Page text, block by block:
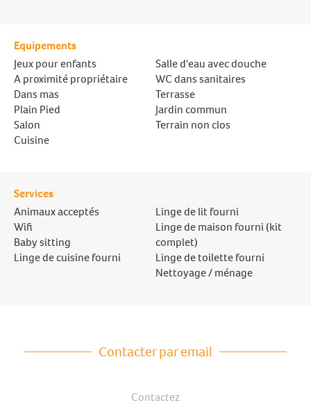
Equipements
Jeux pour enfants
A proximité propriétaire
Dans mas
Plain Pied
Salon
Cuisine
Salle d'eau avec douche
WC dans sanitaires
Terrasse
Jardin commun
Terrain non clos
Services
Animaux acceptés
Wifi
Baby sitting
Linge de cuisine fourni
Linge de lit fourni
Linge de maison fourni (kit
complet)
Linge de toilette fourni
Nettoyage / ménage
Contacter par email
Contactez